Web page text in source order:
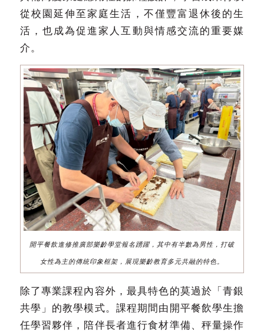
從校園延伸至家庭生活，不僅豐富退休後的生
活，也成為促進家人互動與情感交流的重要媒
介。
開平餐飲進修推廣部樂齡學堂報名踴躍，其中有半數為男性，打破
女性為主的傳統印象框架，展現樂齡教育多元共融的特色。
除了專業課程內容外，最具特色的莫過於「青銀
共學」的教學模式。課程期間由開平餐飲學生擔
任學習夥伴，陪伴長者進行食材準備、秤量操作